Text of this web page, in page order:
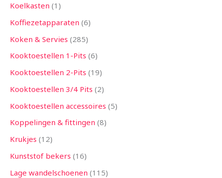
Koelkasten 1
Koffiezetapparaten 6
Koken & Servies 285
Kooktoestellen 1-Pits 6
Kooktoestellen 2-Pits 19
Kooktoestellen 3/4 Pits 2
Kooktoestellen accessoires 5
Koppelingen & fittingen 8
Krukjes 12
Kunststof bekers 16
Lage wandelschoenen 115